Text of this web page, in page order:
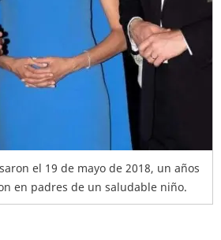
el 19 de mayo de 2018, un años
en padres de un saludable niño.